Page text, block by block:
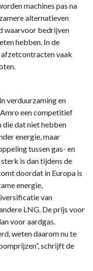
machines pas na
alternatieven
waarvoor bedrijven
hebben. In de
vaak
verduurzaming en
een competitief
dat niet hebben
energie, maar
tussen gas- en
is dan tijdens de
doordat in Europa is
energie,
van
LNG. De prijs voor
voor aardgas.
weten daarom nu te
schrijft de